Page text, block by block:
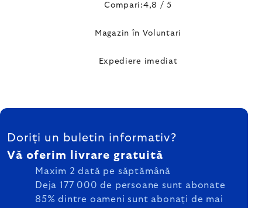
Compari:4,8 / 5
Magazin în Voluntari
Expediere imediat
SUBSOL
Doriți un buletin informativ?
Vă oferim livrare gratuită
Maxim 2 dată pe săptămână
Deja 177 000 de persoane sunt abonate
85% dintre oameni sunt abonați de mai